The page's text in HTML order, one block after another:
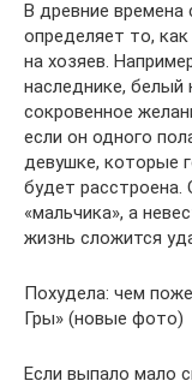
В древние времена
определяет то,
на хозяев.
наследнике,
сокровенное
если он одного
девушке, которые
будет
«мальчика», а
жизнь сложится
Похудела: чем
Гры» (новые фото)
Если выпало мало